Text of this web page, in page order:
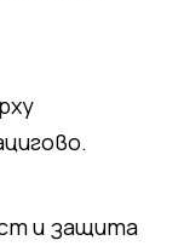
и защита